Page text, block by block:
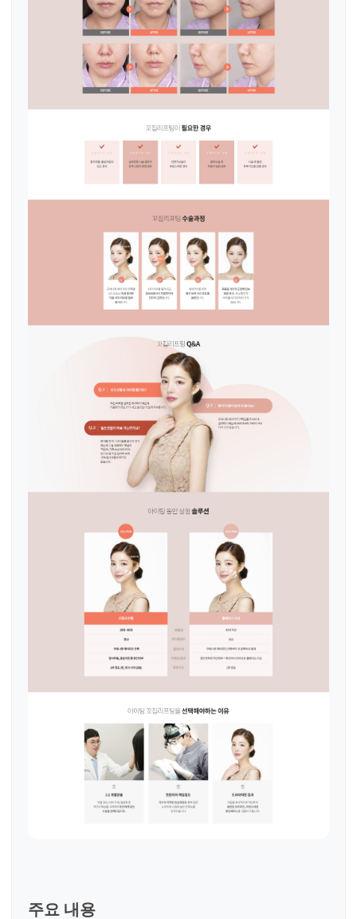
주요 내용